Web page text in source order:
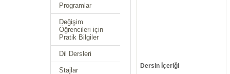
Programlar
Değişim
Öğrencileri için
Pratik Bilgiler
Dil Dersleri
Stajlar
Dersin İçeriği